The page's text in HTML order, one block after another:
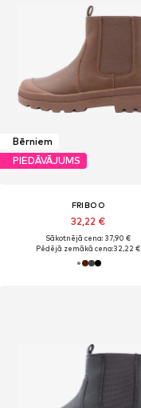
Bērniem
PIEDĀVĀJUMS
FRIBOO
32,22 €
Sākotnējā cena: 37,90 €
Pēdējā zemākā cena:32,22 €